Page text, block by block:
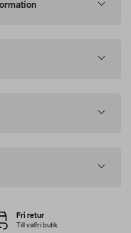
Fri retur
Till valfri butik